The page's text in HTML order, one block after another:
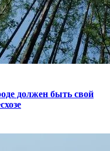
должен быть свой